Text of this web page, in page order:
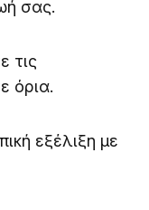
σας.
τις
όρια.
εξέλιξη με